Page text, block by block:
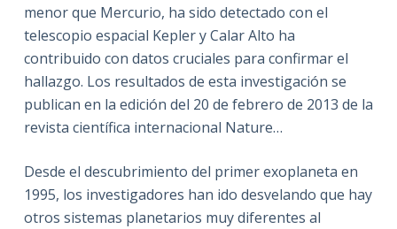
menor que Mercurio, ha sido detectado con el
telescopio espacial Kepler y Calar Alto ha
contribuido con datos cruciales para confirmar el
hallazgo. Los resultados de esta investigación se
publican en la edición del 20 de febrero de 2013 de la
revista científica internacional Nature…
Desde el descubrimiento del primer exoplaneta en
1995, los investigadores han ido desvelando que hay
otros sistemas planetarios muy diferentes al